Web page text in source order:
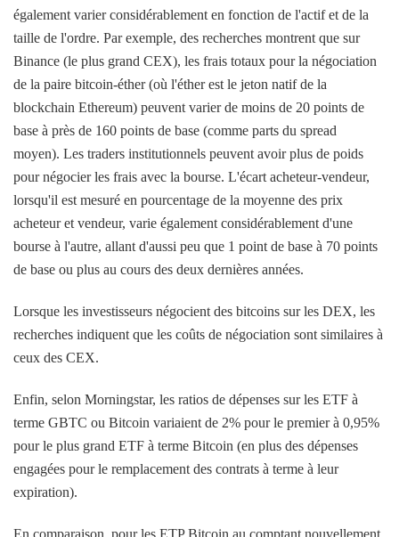
également varier considérablement en fonction de l'actif et de la
taille de l'ordre. Par exemple, des recherches montrent que sur
Binance (le plus grand CEX), les frais totaux pour la négociation
de la paire bitcoin-éther (où l'éther est le jeton natif de la
blockchain Ethereum) peuvent varier de moins de 20 points de
base à près de 160 points de base (comme parts du spread
moyen). Les traders institutionnels peuvent avoir plus de poids
pour négocier les frais avec la bourse. L'écart acheteur-vendeur,
lorsqu'il est mesuré en pourcentage de la moyenne des prix
acheteur et vendeur, varie également considérablement d'une
bourse à l'autre, allant d'aussi peu que 1 point de base à 70 points
de base ou plus au cours des deux dernières années.
Lorsque les investisseurs négocient des bitcoins sur les DEX, les
recherches indiquent que les coûts de négociation sont similaires à
ceux des CEX.
Enfin, selon Morningstar, les ratios de dépenses sur les ETF à
terme GBTC ou Bitcoin variaient de 2% pour le premier à 0,95%
pour le plus grand ETF à terme Bitcoin (en plus des dépenses
engagées pour le remplacement des contrats à terme à leur
expiration).
En comparaison, pour les ETP Bitcoin au comptant nouvellement